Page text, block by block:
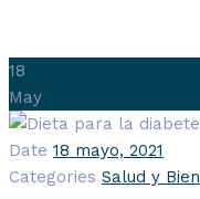
18
May
Date 18 mayo, 2021
Categories Salud y